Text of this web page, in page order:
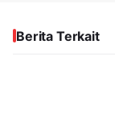
Berita Terkait